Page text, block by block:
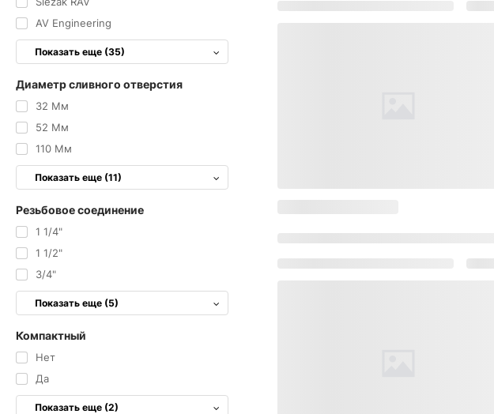
AV Engineering
Показать еще (35)
Диаметр сливного отверстия
32 Мм
52 Мм
110 Мм
Показать еще (11)
Резьбовое соединение
1 1/4"
1 1/2"
3/4"
Показать еще (5)
Компактный
Нет
Да
Показать еще (2)